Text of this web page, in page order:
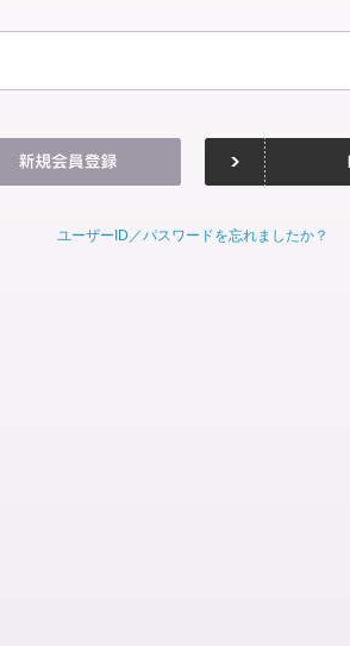
ユーザーID／パスワードを忘れましたか？